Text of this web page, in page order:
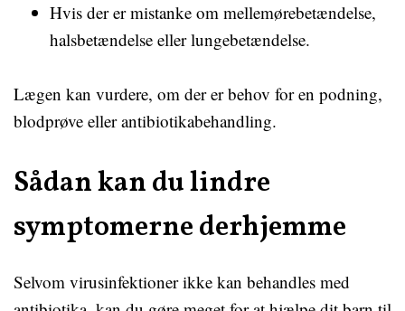
Hvis der er mistanke om mellemørebetændelse,
halsbetændelse eller lungebetændelse.
Lægen kan vurdere, om der er behov for en podning,
blodprøve eller antibiotikabehandling.
Sådan kan du lindre
symptomerne derhjemme
Selvom virusinfektioner ikke kan behandles med